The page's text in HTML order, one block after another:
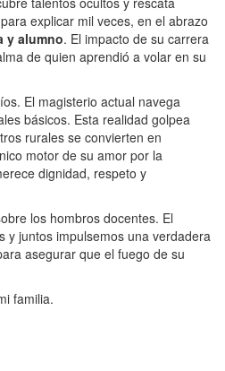
para explicar mil veces, en el abrazo
y alumno. El impacto de su carrera
de quien aprendió a volar en su
El magisterio actual navega
básicos. Esta realidad golpea
rurales se convierten en
motor de su amor por la
dignidad, respeto y
los hombros docentes. El
y juntos impulsemos una verdadera
asegurar que el fuego de su
familia.